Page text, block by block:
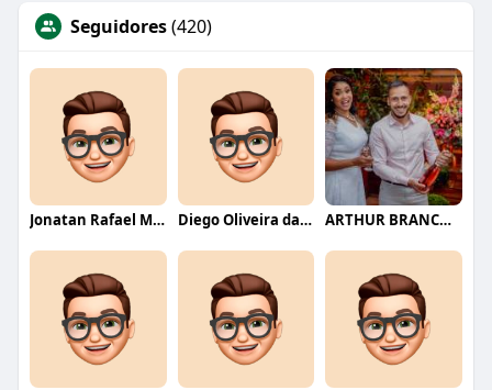
Seguidores(420)
Jonatan Rafael Mello Diego Oliveira da Motta ARTHUR BRANCO FERNANDES